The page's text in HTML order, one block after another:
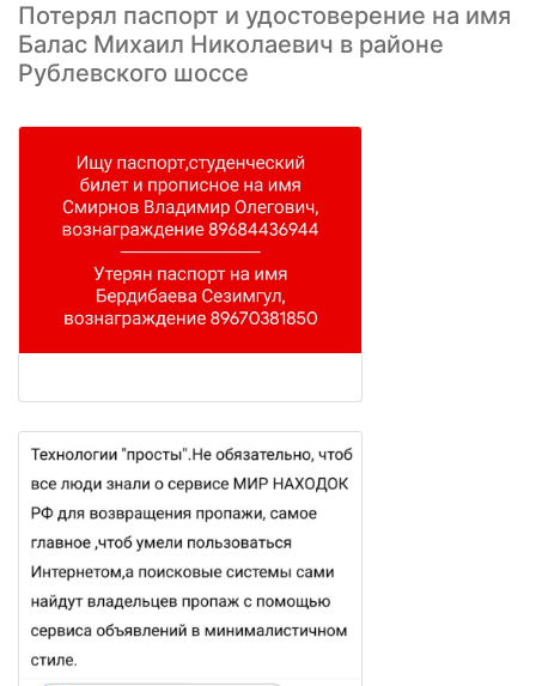
Потерял паспорт и удостоверение на имя
Балас Михаил Николаевич в районе
Рублевского шоссе